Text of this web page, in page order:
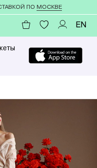
ПО МОСКВЕ
EN